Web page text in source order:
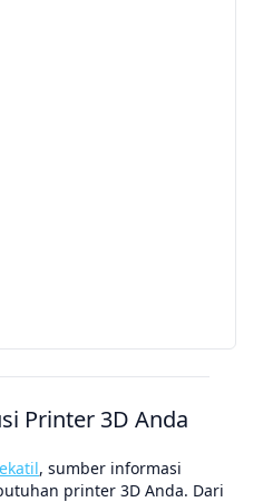
Printer 3D Anda
, sumber informasi
printer 3D Anda. Dari